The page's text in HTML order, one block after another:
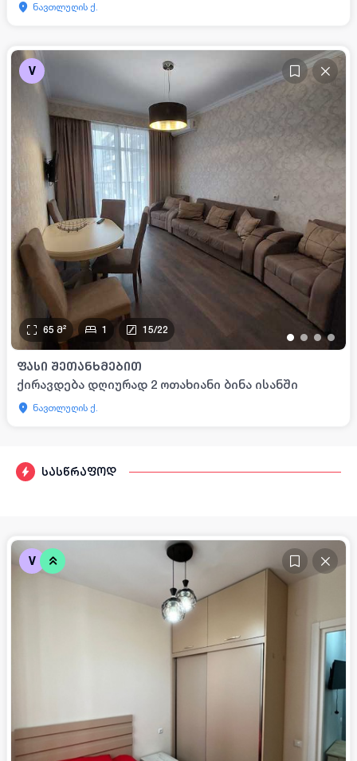
სასწრაფოდ
ნავთლუღის ქ.
V
• • ••
65 მ² 1 15/22
ᲤᲐᲡᲘ ᲨᲔᲗᲐᲜᲮᲛᲔᲑᲘᲗ
ქირავდება დღიურად 2 ოთახიანი ბინა ისანში
ნავთლუღის ქ.
V